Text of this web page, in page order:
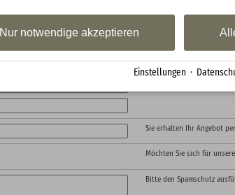
Gerne unterbreiten wir
Sie erhalten Ihr Angebot
Möchten Sie sich für
Bitte den Spamschutz
Nur notwendige akzeptieren
Einstellungen ·